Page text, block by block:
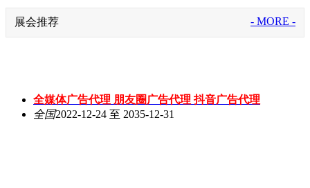
展会推荐 - MORE -
全媒体广告代理 朋友圈广告代理 抖音广告代理
全国2022-12-24 至 2035-12-31